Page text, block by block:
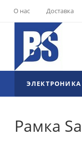
О нас Доставка
ЭЛЕКТРОНИКА
Рамка